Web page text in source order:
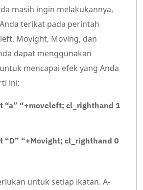
masih ingin melakukannya,
terikat pada perintah
Movight, Moving, dan
dapat menggunakan
mencapai efek yang Anda
ini:
“a” “+moveleft; cl_righthand 1
“D” “+Movight; cl_righthand 0
untuk setiap ikatan. A-